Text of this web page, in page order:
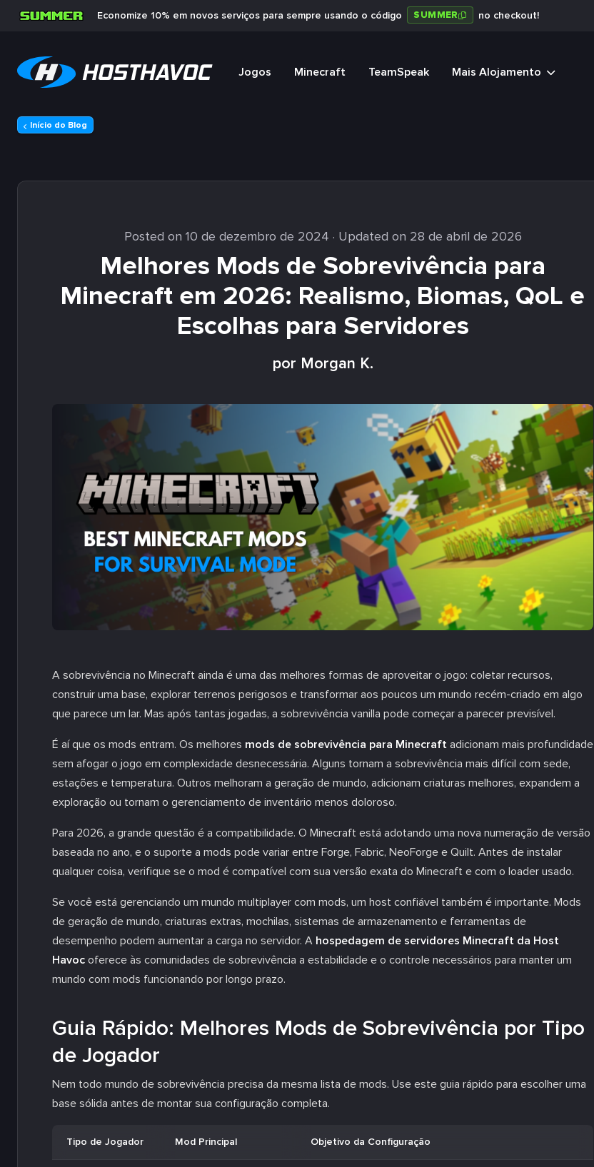
Economize 10% em novos serviços para sempre usando o código SUMMER no checkout!
Jogos Minecraft TeamSpeak Mais Alojamento
Início do Blog
Posted on 10 de dezembro de 2024 · Updated on 28 de abril de 2026
Melhores Mods de Sobrevivência para
Minecraft em 2026: Realismo, Biomas, QoL e
Escolhas para Servidores
por Morgan K.
A sobrevivência no Minecraft ainda é uma das melhores formas de aproveitar o jogo: coletar recursos,
construir uma base, explorar terrenos perigosos e transformar aos poucos um mundo recém-criado em algo
que parece um lar. Mas após tantas jogadas, a sobrevivência vanilla pode começar a parecer previsível.
É aí que os mods entram. Os melhores mods de sobrevivência para Minecraft adicionam mais profundidade
sem afogar o jogo em complexidade desnecessária. Alguns tornam a sobrevivência mais difícil com sede,
estações e temperatura. Outros melhoram a geração de mundo, adicionam criaturas melhores, expandem a
exploração ou tornam o gerenciamento de inventário menos doloroso.
Para 2026, a grande questão é a compatibilidade. O Minecraft está adotando uma nova numeração de versão
baseada no ano, e o suporte a mods pode variar entre Forge, Fabric, NeoForge e Quilt. Antes de instalar
qualquer coisa, verifique se o mod é compatível com sua versão exata do Minecraft e com o loader usado.
Se você está gerenciando um mundo multiplayer com mods, um host confiável também é importante. Mods
de geração de mundo, criaturas extras, mochilas, sistemas de armazenamento e ferramentas de
desempenho podem aumentar a carga no servidor. A hospedagem de servidores Minecraft da Host
Havoc oferece às comunidades de sobrevivência a estabilidade e o controle necessários para manter um
mundo com mods funcionando por longo prazo.
Guia Rápido: Melhores Mods de Sobrevivência por Tipo
de Jogador
Nem todo mundo de sobrevivência precisa da mesma lista de mods. Use este guia rápido para escolher uma
base sólida antes de montar sua configuração completa.
Tipo de Jogador Mod Principal Objetivo da Configuração